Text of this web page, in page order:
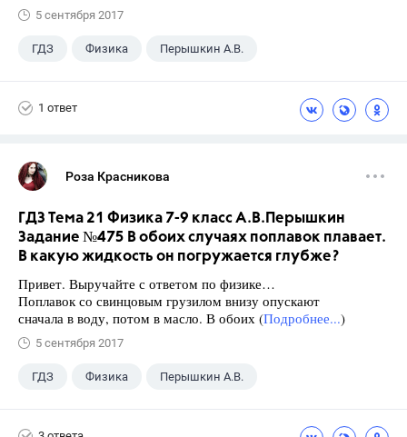
5 сентября 2017
ГДЗ Физика Перышкин А.В.
1 ответ
Роза Красникова
ГДЗ Тема 21 Физика 7-9 класс А.В.Перышкин
Задание №475 В обоих случаях поплавок плавает.
В какую жидкость он погружается глубже?
Привет. Выручайте с ответом по физике…
Поплавок со свинцовым грузилом внизу опускают
сначала в воду, потом в масло. В обоих (Подробнее...)
5 сентября 2017
ГДЗ Физика Перышкин А.В.